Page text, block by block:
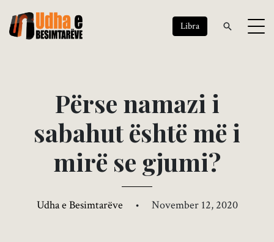
Libra
Përse namazi i
sabahutështë më i
mirë se gjumi?
Udha e Besimtarëve • November 12, 2020